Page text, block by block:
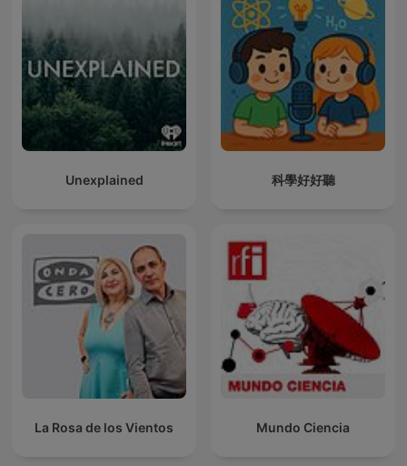
Unexplained 科學好好聽
La Rosa de los Vientos Mundo Ciencia